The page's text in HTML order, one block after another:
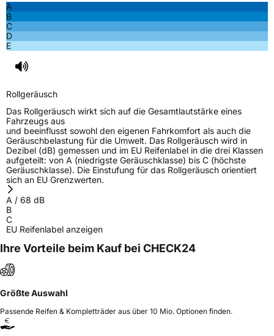
A
B
C
D
E
Rollgeräusch
Das Rollgeräusch wirkt sich auf die Gesamtlautstärke eines
Fahrzeugs aus
und beeinflusst sowohl den eigenen Fahrkomfort als auch die
Geräuschbelastung für die Umwelt. Das Rollgeräusch wird in
Dezibel (dB) gemessen und im EU Reifenlabel in die drei Klassen
aufgeteilt: von A (niedrigste Geräuschklasse) bis C (höchste
Geräuschklasse). Die Einstufung für das Rollgeräusch orientiert
sich an EU Grenzwerten.
A / 68 dB
B
C
EU Reifenlabel anzeigen
Ihre Vorteile beim Kauf bei CHECK24
Größte Auswahl
Passende Reifen & Kompletträder aus über 10 Mio. Optionen finden.